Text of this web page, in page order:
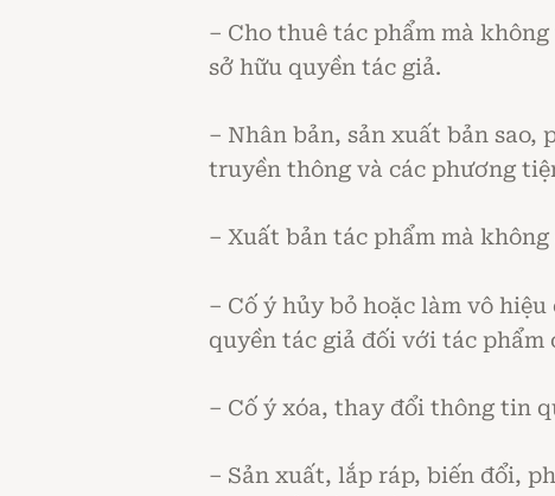
– Cho thuê tác phẩm mà
sở hữu quyền tác giả.
– Nhân bản, sản xuất bản
truyền thông và các phương
– Xuất bản tác phẩm mà
– Cố ý hủy bỏ hoặc làm vô
quyền tác giả đối với tác phẩm
– Cố ý xóa, thay đổi thông tin
– Sản xuất, lắp ráp, biến đổi,